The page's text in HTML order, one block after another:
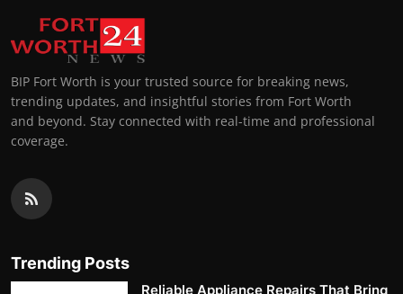
BIP Fort Worth is your trusted source for breaking news,
trending updates, and insightful stories from Fort Worth
and beyond. Stay connected with real-time and professional
coverage.
Trending Posts
Reliable Appliance Repairs That Bring